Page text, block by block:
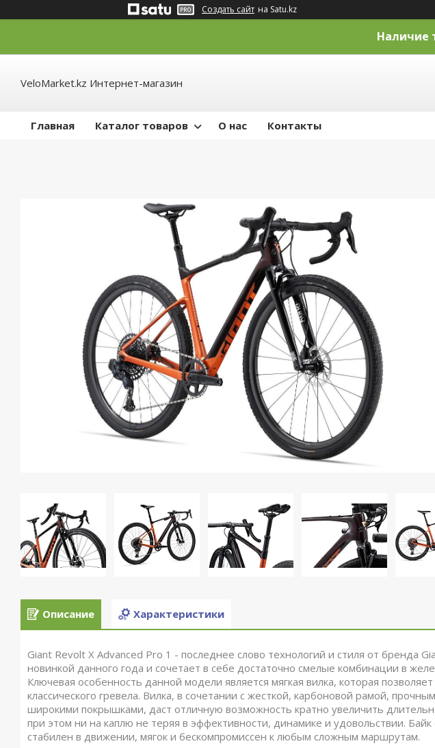
Создать сайт на Satu.kz
Наличие
VeloMarket.kz Интернет-магазин
Главная Каталог товаров О нас Контакты
Описание Характеристики
Giant Revolt X Advanced Pro 1 - последнее слово технологий и стиля от бренда
новинкой данного года и сочетает в себе достаточно смелые комбинации в
Ключевая особенность данной модели является мягкая вилка, которая
классического гревела. Вилка, в сочетании с жесткой, карбоновой рамой,
широкими покрышками, даст отличную возможность кратно увеличить
при этом ни на каплю не теряя в эффективности, динамике и удовольствии.
стабилен в движении, мягок и бескомпромиссен к любым сложным маршрутам.